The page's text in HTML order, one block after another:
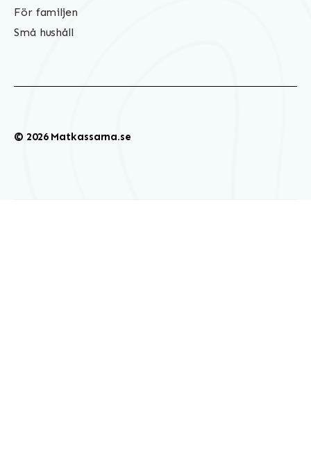
För familjen
Små hushåll
© 2026 Matkassarna.se